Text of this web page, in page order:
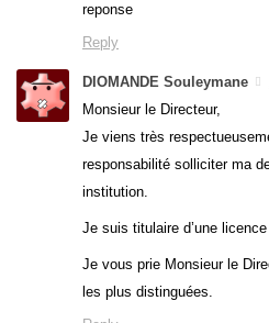
reponse
Reply
DIOMANDE Souleymane
Monsieur le Directeur,
Je viens très
responsabilité solliciter ma
institution.
Je suis titulaire d’une
Je vous prie Monsieur le
les plus distinguées.